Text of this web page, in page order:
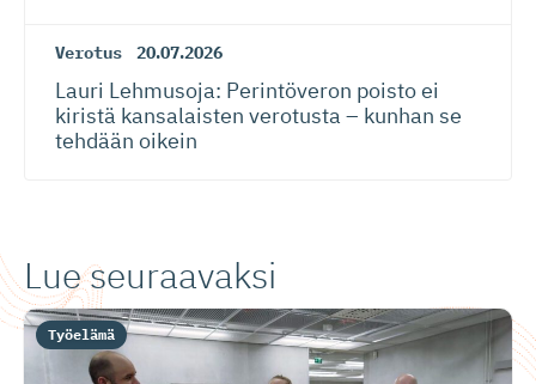
Verotus 20.07.2026
Lauri Lehmusoja: Perintöveron poisto ei
kiristä kansalaisten verotusta – kunhan se
tehdään oikein
Lue seuraavaksi
Työelämä